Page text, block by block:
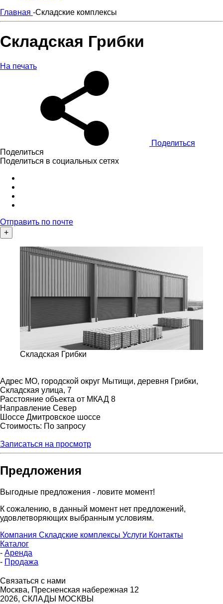
Главная -Складские комплексы
Складская Грибки
На печать
Поделиться
Поделиться
Поделиться в социальных сетях
Отправить по почте
+
Складская Грибки
Адрес МО, городской округ Мытищи, деревня Грибки,
Складская улица, 7
Расстояние объекта от МКАД 8
Направление Север
Шоссе Дмитровское шоссе
Стоимость: По запросу
Записаться на просмотр
Предложения
Выгодные предложения - ловите момент!
К сожалению, в данный момент нет предложений,
удовлетворяющих выбранным условиям.
Компания Складские комплексы Услуги Контакты
Каталог
- Аренда
- Продажа
Связаться с нами
Москва, Пресненская набережная 12
2026, СКЛАДЫ МОСКВЫ